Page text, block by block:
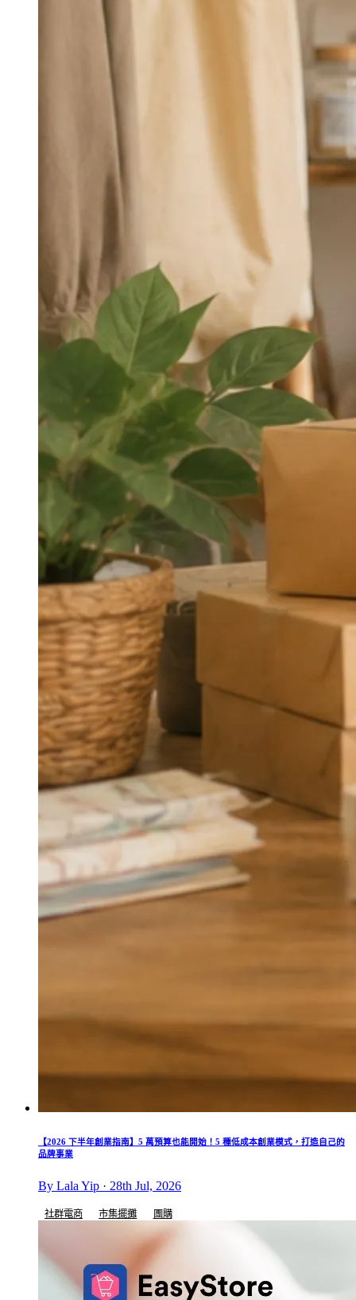
【2026 下半年創業指南】5 萬預算也能開始！5 種低成本創業模式，打造自己的
品牌事業
By Lala Yip · 28th Jul, 2026
社群電商 市集擺攤 團購